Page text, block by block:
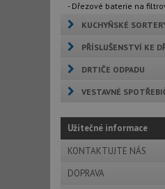
- Dřezové baterie na
KUCHYŇSKÉ
PŘÍSLUŠENSTVÍ KE
DRTIČE ODPADU
VESTAVNÉ
Užitečné informace
KONTAKTUJTE NÁS
DOPRAVA